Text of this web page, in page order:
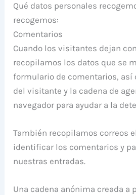
Qué datos personales
recogemos:
Comentarios
Cuando los visitantes dejan
recopilamos los datos que se
formulario de comentarios, así
del visitante y la cadena de
navegador para ayudar a la
También recopilamos correos
identificar los comentarios y
nuestras entradas.
Una cadena anónima creada a